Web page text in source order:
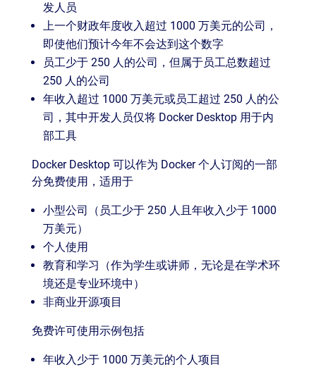
发人员
上一个财政年度收入超过 1000 万美元的公司，
即使他们预计今年不会达到这个数字
员工少于 250 人的公司，但属于员工总数超过
250 人的公司
年收入超过 1000 万美元或员工超过 250 人的公
司，其中开发人员仅将 Docker Desktop 用于内
部工具
Docker Desktop 可以作为 Docker 个人订阅的一部
分免费使用，适用于
小型公司（员工少于 250 人且年收入少于 1000
万美元）
个人使用
教育和学习（作为学生或讲师，无论是在学术环
境还是专业环境中）
非商业开源项目
免费许可使用示例包括
年收入少于 1000 万美元的个人项目